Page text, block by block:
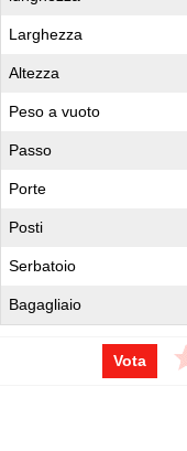
Larghezza
Altezza
Peso a vuoto
Passo
Porte
Posti
Serbatoio
Bagagliaio
Vota